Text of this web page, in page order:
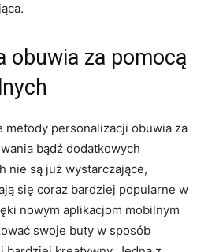
obuwia ‍za pomocą
metody personalizacji obuwia ‍za‍
bądź⁢ dodatkowych
⁣nie są ⁢już wystarczające,
się coraz bardziej popularne w
nowym​ aplikacjom mobilnym​
swoje buty w sposób